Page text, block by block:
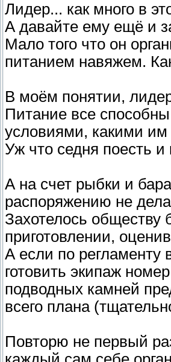
Лидер... как много в
А давайте ему ещё и
Мало того что он
питанием навяжем.
В моём понятии, лидер
Питание все
условиями, какими им
Уж что седня поесть и
А на счет рыбки и
распоряжению не
Захотелось обществу
приготовлении,
А если по регламенту
готовить экипаж
подводных камней
всего плана
Повторю не первый